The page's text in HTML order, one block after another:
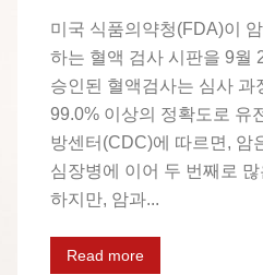
미국 식품의약청(FDA)이
하는 혈액 검사 시판을 9월
승인된 혈액검사는 심사 과
99.0% 이상의 정확도로 유
방센터(CDC)에 따르면, 암
심장병에 이어 두 번째로
하지만, 암과...
Read more